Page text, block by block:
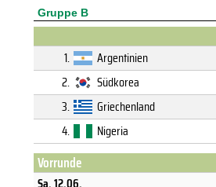
Gruppe B
1.
Argentinien
2.
Südkorea
3.
Griechenland
4.
Nigeria
Vorrunde